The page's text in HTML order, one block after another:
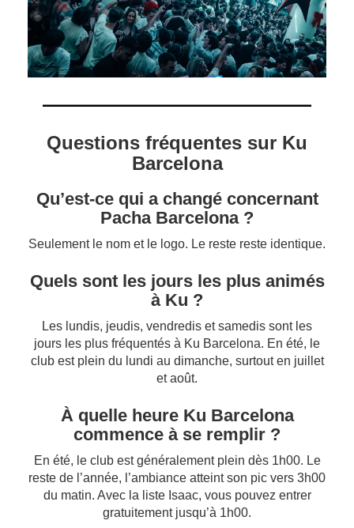
Questions fréquentes sur Ku
Barcelona
Qu’est-ce qui a changé concernant
Pacha Barcelona ?
Seulement le nom et le logo. Le reste reste identique.
Quels sont les jours les plus animés
à Ku ?
Les lundis, jeudis, vendredis et samedis sont les
jours les plus fréquentés à Ku Barcelona. En été, le
club est plein du lundi au dimanche, surtout en juillet
et août.
À quelle heure Ku Barcelona
commence à se remplir ?
En été, le club est généralement plein dès 1h00. Le
reste de l’année, l’ambiance atteint son pic vers 3h00
du matin. Avec la liste Isaac, vous pouvez entrer
gratuitement jusqu’à 1h00.